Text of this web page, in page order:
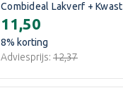
Combideal Lakverf + Kwast
€11,50
8% korting
Adviesprijs: €12,37